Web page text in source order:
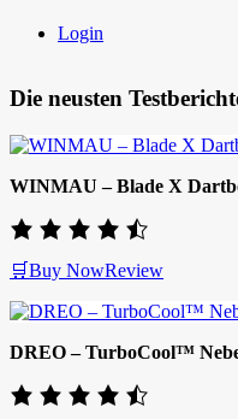
Login
Die neusten
WINMAU – Blade X
🛒Buy NowReview
DREO – TurboCool™